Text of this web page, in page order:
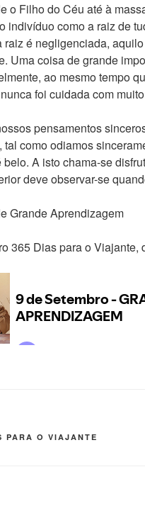
o Filho do Céu até à
indivíduo como a raiz de
raiz é negligenciada,
Uma coisa de grande
ao mesmo tempo
foi cuidada com
pensamentos
tal como odiamos
A isto chama-se
deve observar-se
Grande Aprendizagem
365 Dias para o Viajante,
PARA O VIAJANTE